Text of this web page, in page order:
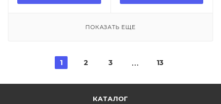
ПОКАЗАТЬ ЕЩЕ
1 2 3 13
КАТАЛОГ